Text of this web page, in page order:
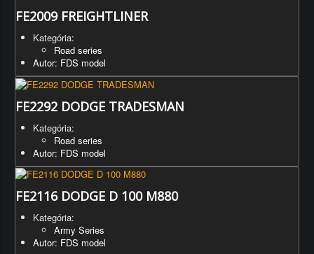
FE2009 FREIGHTLINER
Kategória:
Road series
Autor: FDS model
FE2292 DODGE TRADESMAN
Kategória:
Road series
Autor: FDS model
FE2116 DODGE D 100 M880
Kategória:
Army Series
Autor: FDS model